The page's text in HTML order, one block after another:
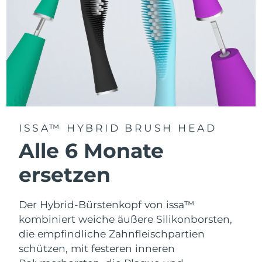
ISSA™ HYBRID BRUSH HEAD
Alle 6 Monate
ersetzen
Der Hybrid-Bürstenkopf von issa™
kombiniert weiche äußere Silikonborsten,
die empfindliche Zahnfleischpartien
schützen, mit festeren inneren